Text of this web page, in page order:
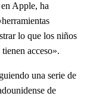
Apple, ha
lo que los niños
acceso».
una serie de
de